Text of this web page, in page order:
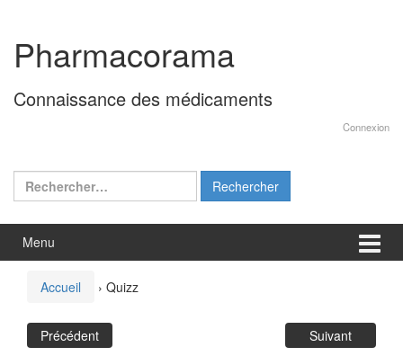
contenu
menu
principal
Pharmacorama
Connaissance des médicaments
Connexion
Rechercher :
Menu
Accueil › Quizz
Précédent Suivant